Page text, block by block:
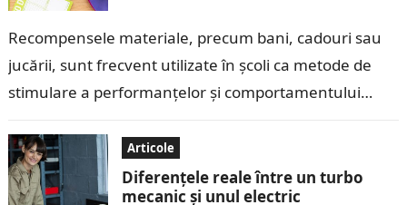
Recompensele materiale, precum bani, cadouri sau
jucării, sunt frecvent utilizate în școli ca metode de
stimulare a performanțelor și comportamentului
pe…
Articole
Diferențele reale între un turbo
mecanic și unul electric